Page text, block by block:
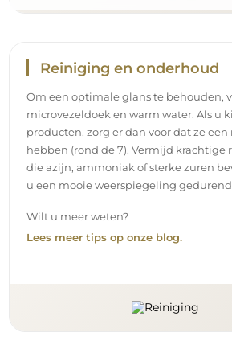
Levering aan huis
Wij bieden een leveringsservice aan
uw pakket rechtstreeks aan uw deur
meerprijs van € 40,- bieden wij ook
binnenshuis
aan, waarmee het pakket
woning wordt geleverd (voor
een diameter van 100 cm). Voor
van de deur. Indien u deze service niet
kiest en betaalt, zal de bezorger het